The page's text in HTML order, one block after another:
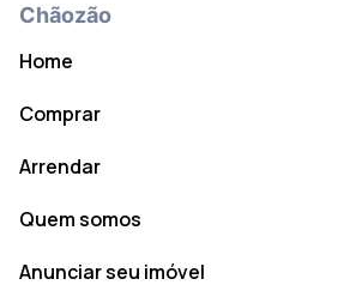
Chãozão
Home
Comprar
Arrendar
Quem somos
Anunciar seu imóvel